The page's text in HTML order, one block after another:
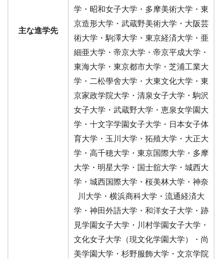
主な進学先
学・昭和女子大学・多摩美術大学・東
京造形大学・武蔵野美術大学・大阪芸
術大学・駒澤大学・東京経済大学・亜
細亜大学・帝京大学・帝京平成大学・
東海大学・東京都市大学・芝浦工業大
学・二松學舍大学・大東文化大学・東
京家政学院大学・清泉女子大学・駒沢
女子大学・武蔵野大学・恵泉女学園大
学・十文字学園女子大学・日本女子体
育大学・玉川大学・拓殖大学・大正大
学・高千穂大学・東京国際大学・多摩
大学・明星大学・国士舘大学・城西大
学・城西国際大学・桜美林大学・神奈
川大学・横浜商科大学・流通経済大
学・神田外語大学・和洋女子大学・跡
見学園女子大学・川村学園女子大学・
文化女子大学（現文化学園大学）・尚
美学園大学・杉野服飾大学・文京学院